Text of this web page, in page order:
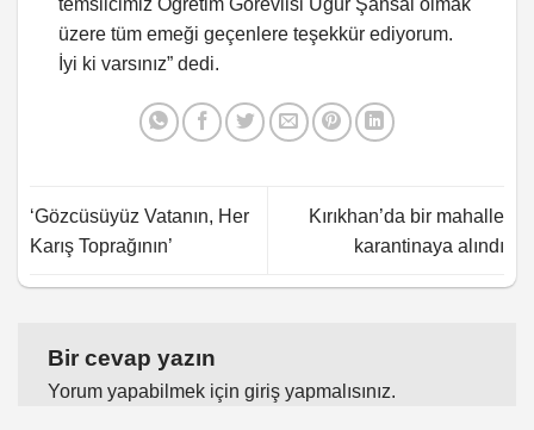
üzere tüm emeği geçenlere teşekkür ediyorum.
İyi ki varsınız” dedi.
‘Gözcüsüyüz Vatanın, Her
Karış Toprağının’
Kırıkhan’da bir mahalle
karantinaya alındı
Bir cevap yazın
Yorum yapabilmek için giriş yapmalısınız.